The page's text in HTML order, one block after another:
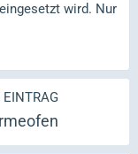
wird. Nur